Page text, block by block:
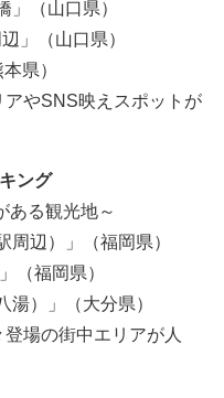
」（山口県）
」（山口県）
県）
やSNS映えスポットが
ング
ある観光地～
辺）」（福岡県）
（福岡県）
）」（大分県）
場の街中エリアが人